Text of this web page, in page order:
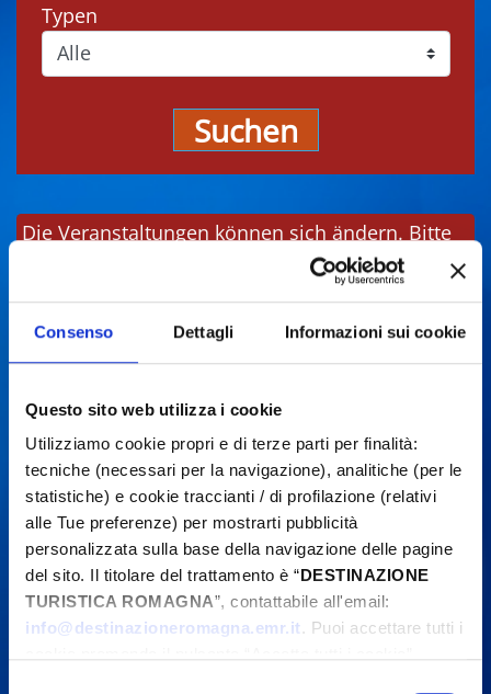
Consenso Dettagli Informazioni sui cookie
Questo sito web utilizza i cookie
Utilizziamo cookie propri e di terze parti per finalità:
tecniche (necessari per la navigazione), analitiche (per le
statistiche) e cookie traccianti / di profilazione (relativi
alle Tue preferenze) per mostrarti pubblicità
personalizzata sulla base della navigazione delle pagine
del sito. Il titolare del trattamento è “DESTINAZIONE
TURISTICA ROMAGNA”, contattabile all'email:
info@destinazioneromagna.emr.it. Puoi accettare tutti i
Typen
Suchen
Die Veranstaltungen können sich ändern. Bitte
kontaktieren Sie die Organisatoren, bevor Sie